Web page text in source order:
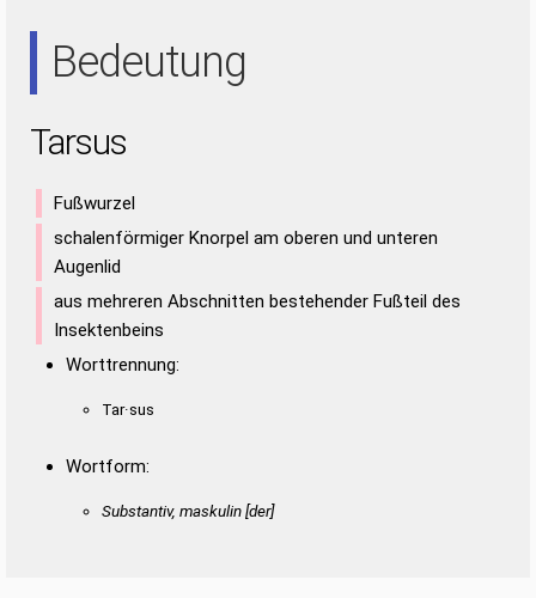
RAS RAT REN RES SAE SET
Bedeutung
Tarsus
Fußwurzel
schalenförmiger Knorpel am oberen und unteren
Augenlid
aus mehreren Abschnitten bestehender Fußteil des
Insektenbeins
Worttrennung:
Tar·sus
Wortform:
Substantiv, maskulin [der]